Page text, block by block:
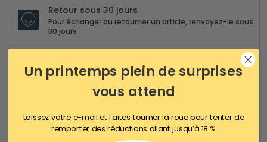
Retour sous 30 jours
Pour échanger ou retourner un article, renvoyez-le sous
30 jours
Paiement 100% sécurisé
Nous garantissons un paiement 100% sécurisé sur
Service client 24/5
Nous sommes disponibles 24 heures sur 24, 5 jours sur
Un printemps plein de surprises
vous attend
Laissez votre e-mail et faites tourner la roue pour tenter de
remporter des réductions allant jusqu’à 18 %